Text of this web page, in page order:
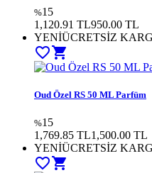
%15
1,120.91 TL950.00 TL
YENİÜCRETSİZ
favorite_bordershopping_cart
Oud Özel RS 50 ML Parfüm
%15
1,769.85 TL1,500.00 TL
YENİÜCRETSİZ
favorite_bordershopping_cart